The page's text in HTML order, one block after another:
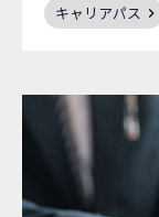
キャリアパス